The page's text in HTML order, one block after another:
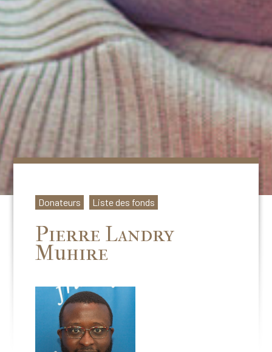
Donateurs Liste des fonds
Pierre Landry
Muhire​